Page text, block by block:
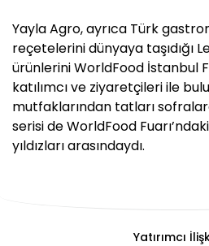
Yayla Agro, ayrıca Türk
reçetelerini dünyaya taşıdığı
ürünlerini WorldFood İstanbul
katılımcı ve ziyaretçileri ile
mutfaklarından tatları
serisi de WorldFood
yıldızları arasındaydı.
Yatırımcı